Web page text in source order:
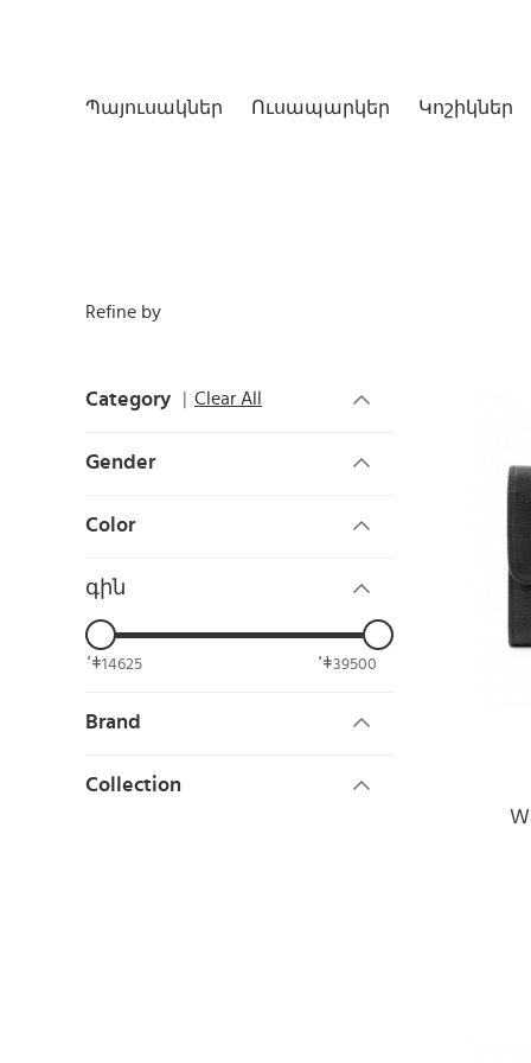
Պայուսակներ Ուսապարկեր Կոշիկներ
Refine by
Category Clear All
Gender
Color
գին
14625 39500
Brand
Collection